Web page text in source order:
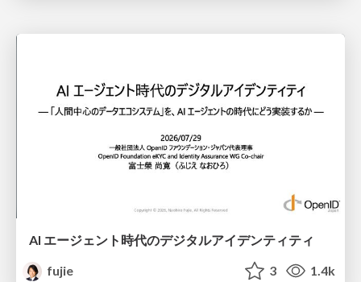
AI エージェント時代のデジタルアイデンティティ
fujie
3 1.4k